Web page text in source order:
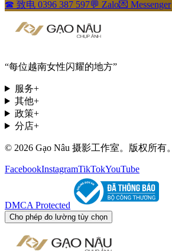
☎ 致电 0396 387 597💬 Zalo💌 Messenger
“每位越南女性闪耀的地方”
服务+
其他+
政策+
分店+
© 2026 Gạo Nâu 摄影工作室。版权所有。
FacebookInstagramTikTokYouTube
DMCA Protected
Cho phép đo lường tùy chọn